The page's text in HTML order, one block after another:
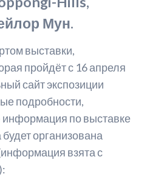
Мун.
выставки,
пройдёт с 16 апреля
сайт экспозиции
подробности,
информация по выставке
организована
взята с
):